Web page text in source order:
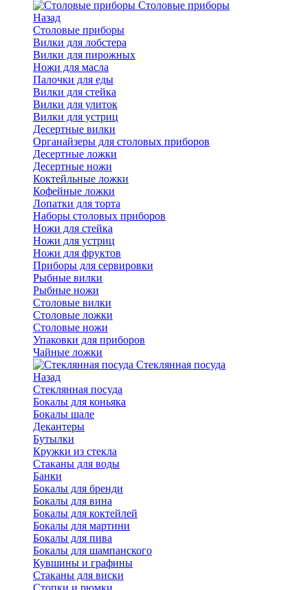
Cтоловые приборы
Назад
Cтоловые приборы
Вилки для лобстера
Вилки для пирожных
Ножи для масла
Палочки для еды
Вилки для стейка
Вилки для улиток
Вилки для устриц
Десертные вилки
Органайзеры для столовых приборов
Десертные ложки
Десертные ножи
Коктейльные ложки
Кофейные ложки
Лопатки для торта
Наборы столовых приборов
Ножи для стейка
Ножи для устриц
Ножи для фруктов
Приборы для сервировки
Рыбные вилки
Рыбные ножи
Столовые вилки
Столовые ложки
Столовые ножи
Упаковки для приборов
Чайные ложки
Стеклянная посуда
Назад
Стеклянная посуда
Бокалы для коньяка
Бокалы шале
Декантеры
Бутылки
Кружки из стекла
Стаканы для воды
Банки
Бокалы для бренди
Бокалы для вина
Бокалы для коктейлей
Бокалы для мартини
Бокалы для пива
Бокалы для шампанского
Кувшины и графины
Стаканы для виски
Стопки и рюмки